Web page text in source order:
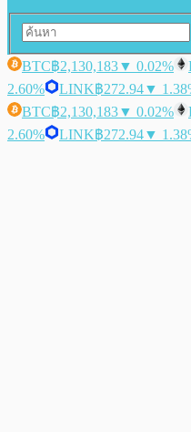
BTC฿2,130,183▼ 0.02%
2.60%
LINK฿272.94▼
BTC฿2,130,183▼ 0.02%
2.60%
LINK฿272.94▼